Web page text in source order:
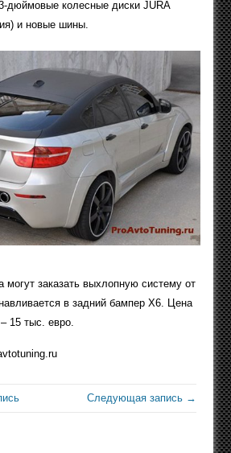
дюймовые колесные диски JURA
и новые шины.
могут заказать выхлопную систему от
в задний бампер X6. Цена
15 тыс. евро.
Следующая запись →